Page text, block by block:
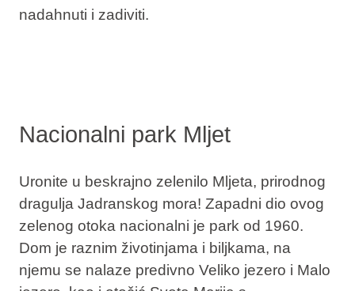
nadahnuti i zadiviti.
Nacionalni park Mljet
Uronite u beskrajno zelenilo Mljeta, prirodnog
dragulja Jadranskog mora! Zapadni dio ovog
zelenog otoka nacionalni je park od 1960.
Dom je raznim životinjama i biljkama, na
njemu se nalaze predivno Veliko jezero i Malo